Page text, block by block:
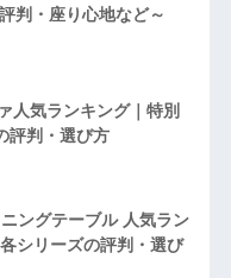
判・座り心地など～
人気ランキング｜特別
評判・選び方
ングテーブル 人気ラン
シリーズの評判・選び